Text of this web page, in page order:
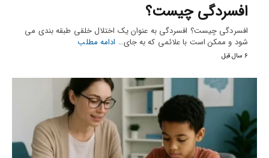
افسردگی چیست؟
افسردگی چیست؟ افسردگی به عنوان یک اختلال خلقی طبقه بندی می
شود و ممکن است با علائمی که به جای… ادامه مطلب
6 سال قبل